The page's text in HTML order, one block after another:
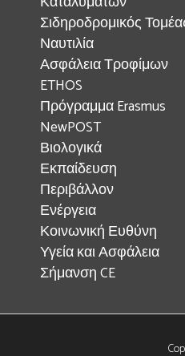
Σιδηροδρομικός
Ναυτιλία
Ασφάλεια Τροφίμων
ETHOS
Πρόγραμμα Erasmus
NewPOST
Βιολογικά
Εκπαίδευση
Περιβάλλον
Ενέργεια
Κοινωνική Ευθύνη
Υγεία και Ασφάλεια
Σήμανση CE